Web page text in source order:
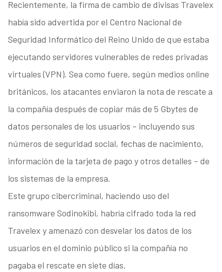
Recientemente, la firma de cambio de divisas Travelex
había sido advertida por el Centro Nacional de
Seguridad Informático del Reino Unido de que estaba
ejecutando servidores vulnerables de redes privadas
virtuales (VPN). Sea como fuere, según medios online
británicos, los atacantes enviaron la nota de rescate a
la compañía después de copiar más de 5 Gbytes de
datos personales de los usuarios – incluyendo sus
números de seguridad social, fechas de nacimiento,
información de la tarjeta de pago y otros detalles – de
los sistemas de la empresa.
Este grupo cibercriminal, haciendo uso del
ransomware Sodinokibi, habría cifrado toda la red
Travelex y amenazó con desvelar los datos de los
usuarios en el dominio público si la compañía no
pagaba el rescate en siete días.